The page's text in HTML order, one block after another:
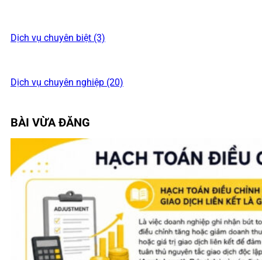
Dịch vụ chuyên biệt (3)
Dịch vụ chuyên nghiệp (20)
BÀI VỪA ĐĂNG